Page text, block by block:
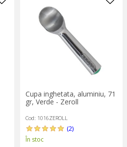
Cupa inghetata, aluminiu, 71
gr, Verde - Zeroll
Cod: 1016ZEROLL
(2)
În stoc